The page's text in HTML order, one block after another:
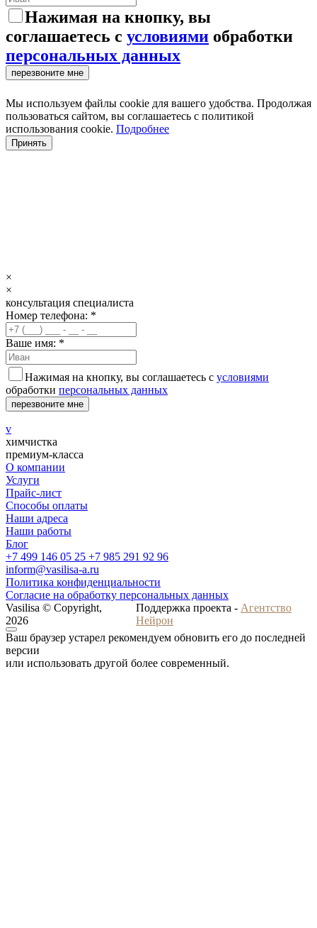
Нажимая на кнопку, вы
соглашаетесь с условиями обработки
персональных данных
перезвоните мне
Мы используем файлы cookie для вашего удобства. Продолжая
пользоваться сайтом, вы соглашаетесь с политикой
использования cookie. Подробнее
Принять
×
×
консультация специалиста
Номер телефона: *
Ваше имя: *
Нажимая на кнопку, вы соглашаетесь с условиями
обработки персональных данных
перезвоните мне
v
химчистка
премиум-класса
О компании
Услуги
Прайс-лист
Способы оплаты
Наши адреса
Наши работы
Блог
+7 499 146 05 25 +7 985 291 92 96
inform@vasilisa-a.ru
Политика конфиденциальности
Согласие на обработку персональных данных
Vasilisa © Copyright,
2026
Поддержка проекта - Агентство
Нейрон
Ваш браузер устарел рекомендуем обновить его до последней
версии
или использовать другой более современный.